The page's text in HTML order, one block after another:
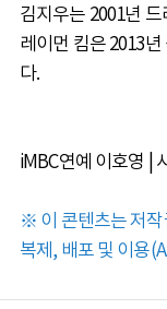
김지우는 2001년 드
레이먼 킴은 2013
다.
iMBC연예 이호영 |
※ 이 콘텐츠는 저작
복제, 배포 및 이용